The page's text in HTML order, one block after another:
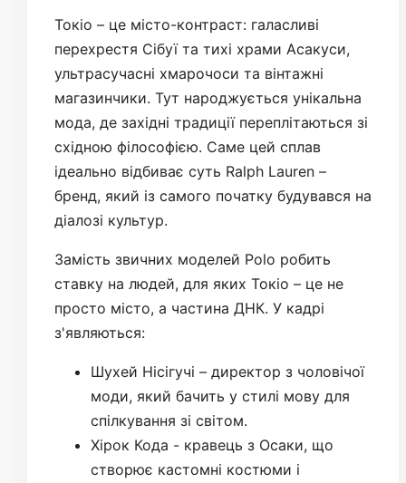
Токіо – це місто-контраст: галасливі
перехрестя Сібуї та тихі храми Асакуси,
ультрасучасні хмарочоси та вінтажні
магазинчики. Тут народжується унікальна
мода, де західні традиції переплітаються зі
східною філософією. Саме цей сплав
ідеально відбиває суть Ralph Lauren –
бренд, який із самого початку будувався на
діалозі культур.
Замість звичних моделей Polo робить
ставку на людей, для яких Токіо – це не
просто місто, а частина ДНК. У кадрі
з'являються:
Шухей Нісігучі – директор з чоловічої
моди, який бачить у стилі мову для
спілкування зі світом.
Хірок Кода - кравець з Осаки, що
створює кастомні костюми і